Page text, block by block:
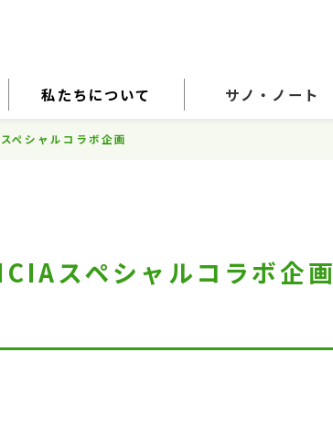
私たちについて サノ・ノート
ペシャルコラボ企画
スペシャルコラボ企画